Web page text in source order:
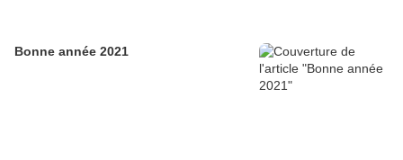
Bonne année 2021